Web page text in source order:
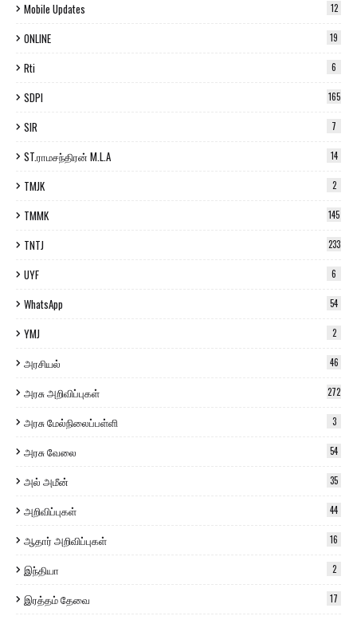
Mobile Updates 12
ONLINE 19
Rti 6
SDPI 165
SIR 7
ST.ராமசந்திரன் M.L.A 14
TMJK 2
TMMK 145
TNTJ 233
UYF 6
WhatsApp 54
YMJ 2
அரசியல் 46
அரசு அறிவிப்புகள் 272
அரசு மேல்நிலைப்பள்ளி 3
அரசு வேலை 54
அல் அமீன் 35
அறிவிப்புகள் 44
ஆதார் அறிவிப்புகள் 16
இந்தியா 2
இரத்தம் தேவை 17